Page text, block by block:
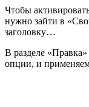
Чтобы
нужно зайти в
заголовку…
В разделе
опции, и